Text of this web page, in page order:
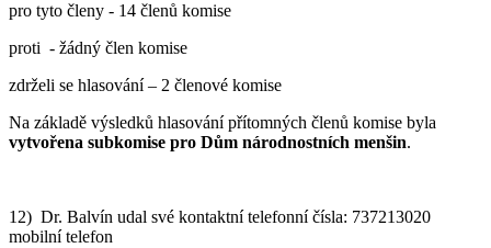
pro tyto členy - 14 členů komise
proti - žádný člen komise
zdrželi se hlasování – 2 členové komise
Na základě výsledků hlasování přítomných členů komise byla
vytvořena subkomise pro Dům národnostních menšin.
12) Dr. Balvín udal své kontaktní telefonní čísla: 737213020
mobilní telefon